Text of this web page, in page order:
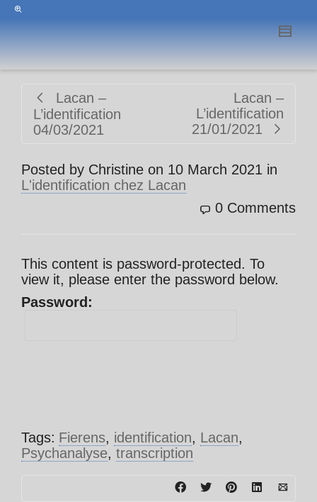
Lacan –
L’identification
04/03/2021
Lacan –
L’identification
21/01/2021
Posted by Christine on 10 March 2021 in
L'identification chez Lacan
0 Comments
This content is password-protected. To
view it, please enter the password below.
Password:
Tags: Fierens, identification, Lacan,
Psychanalyse, transcription